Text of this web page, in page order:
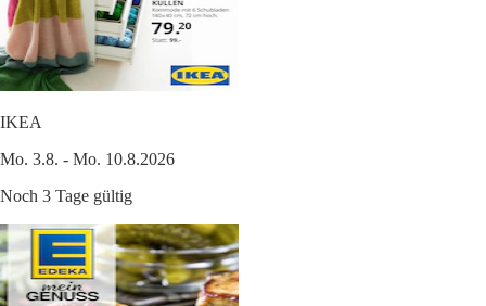
IKEA
Mo. 3.8. - Mo. 10.8.2026
Noch 3 Tage gültig